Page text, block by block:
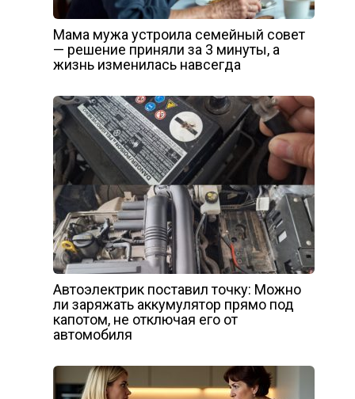
Мама мужа устроила семейный совет
— решение приняли за 3 минуты, а
жизнь изменилась навсегда
Автоэлектрик поставил точку: Можно
ли заряжать аккумулятор прямо под
капотом, не отключая его от
автомобиля